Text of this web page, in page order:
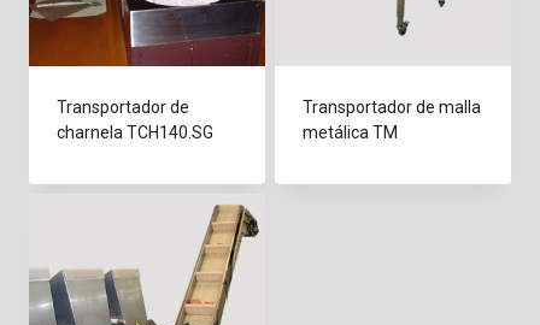
Transportador de
charnela TCH140.SG
Transportador de malla
metálica TM